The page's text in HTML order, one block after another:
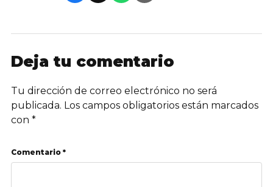
Deja tu comentario
Tu dirección de correo electrónico no será
publicada. Los campos obligatorios están marcados
con *
Comentario *